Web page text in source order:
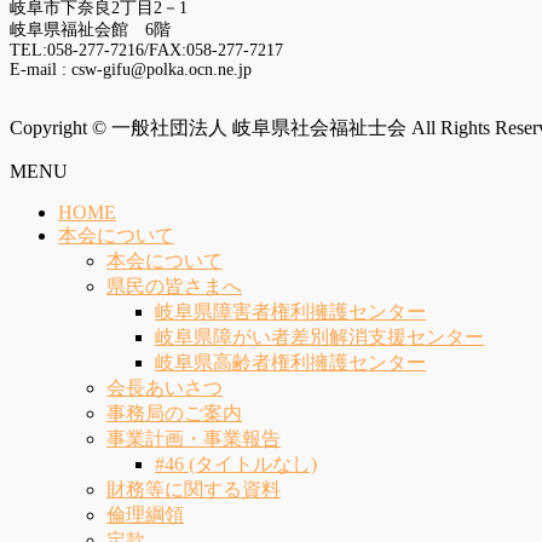
岐阜市下奈良2丁目2－1
岐阜県福祉会館 6階
TEL:058-277-7216/FAX:058-277-7217
E-mail : csw-gifu@polka.ocn.ne.jp
Copyright © 一般社団法人 岐阜県社会福祉士会 All Rights
MENU
HOME
本会について
本会について
県民の皆さまへ
岐阜県障害者権利擁護センター
岐阜県障がい者差別解消支援センター
岐阜県高齢者権利擁護センター
会長あいさつ
事務局のご案内
事業計画・事業報告
#46 (タイトルなし)
財務等に関する資料
倫理綱領